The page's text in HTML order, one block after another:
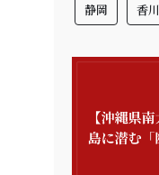
静岡 香川